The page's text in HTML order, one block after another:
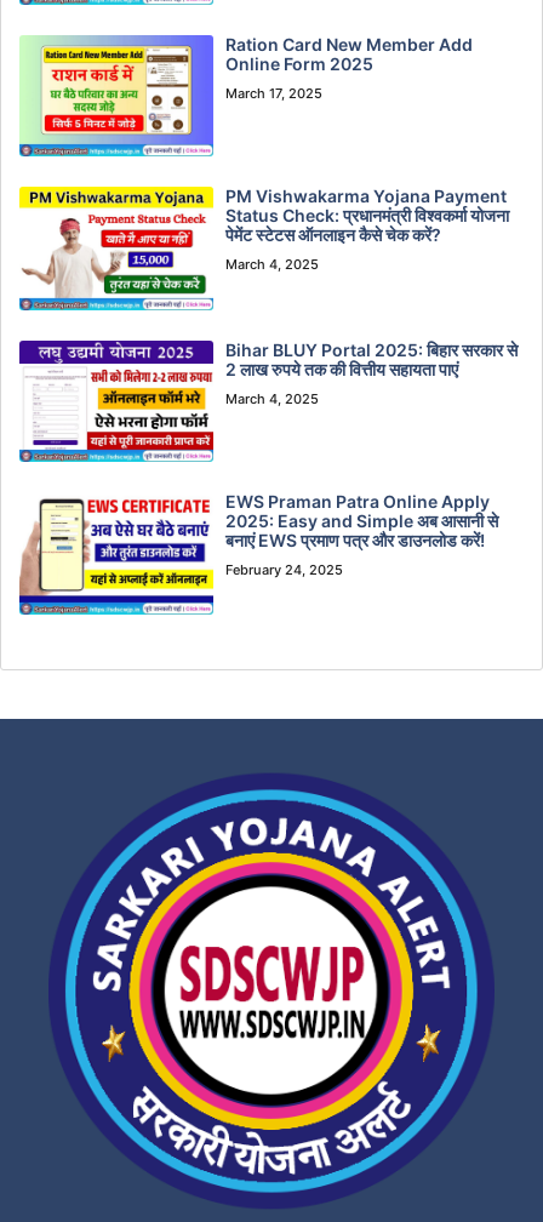
Ration Card New Member Add
Online Form 2025
March 17, 2025
PM Vishwakarma Yojana Payment
Status Check: प्रधानमंत्री विश्वकर्मा योजना
पेमेंट स्टेटस ऑनलाइन कैसे चेक करें?
March 4, 2025
Bihar BLUY Portal 2025: बिहार सरकार से
2 लाख रुपये तक की वित्तीय सहायता पाएं
March 4, 2025
EWS Praman Patra Online Apply
2025: Easy and Simple अब आसानी से
बनाएं EWS प्रमाण पत्र और डाउनलोड करें!
February 24, 2025